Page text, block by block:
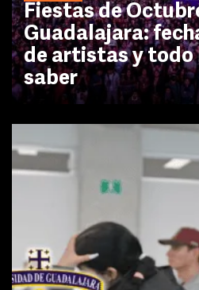
Fiestas de
Guadalajara:
de artistas y todo
saber